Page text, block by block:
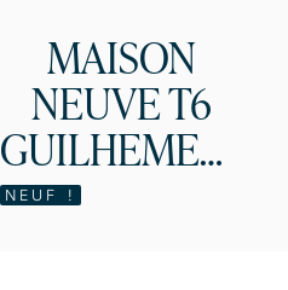
MAISON
NEUVE T6
GUILHEMERY
NEUF !